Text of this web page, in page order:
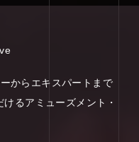
からエキスパートまで
るアミューズメント・